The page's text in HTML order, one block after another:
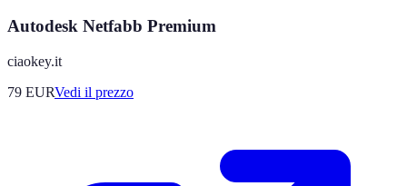
Autodesk Netfabb Premium
ciaokey.it
79 EURVedi il prezzo